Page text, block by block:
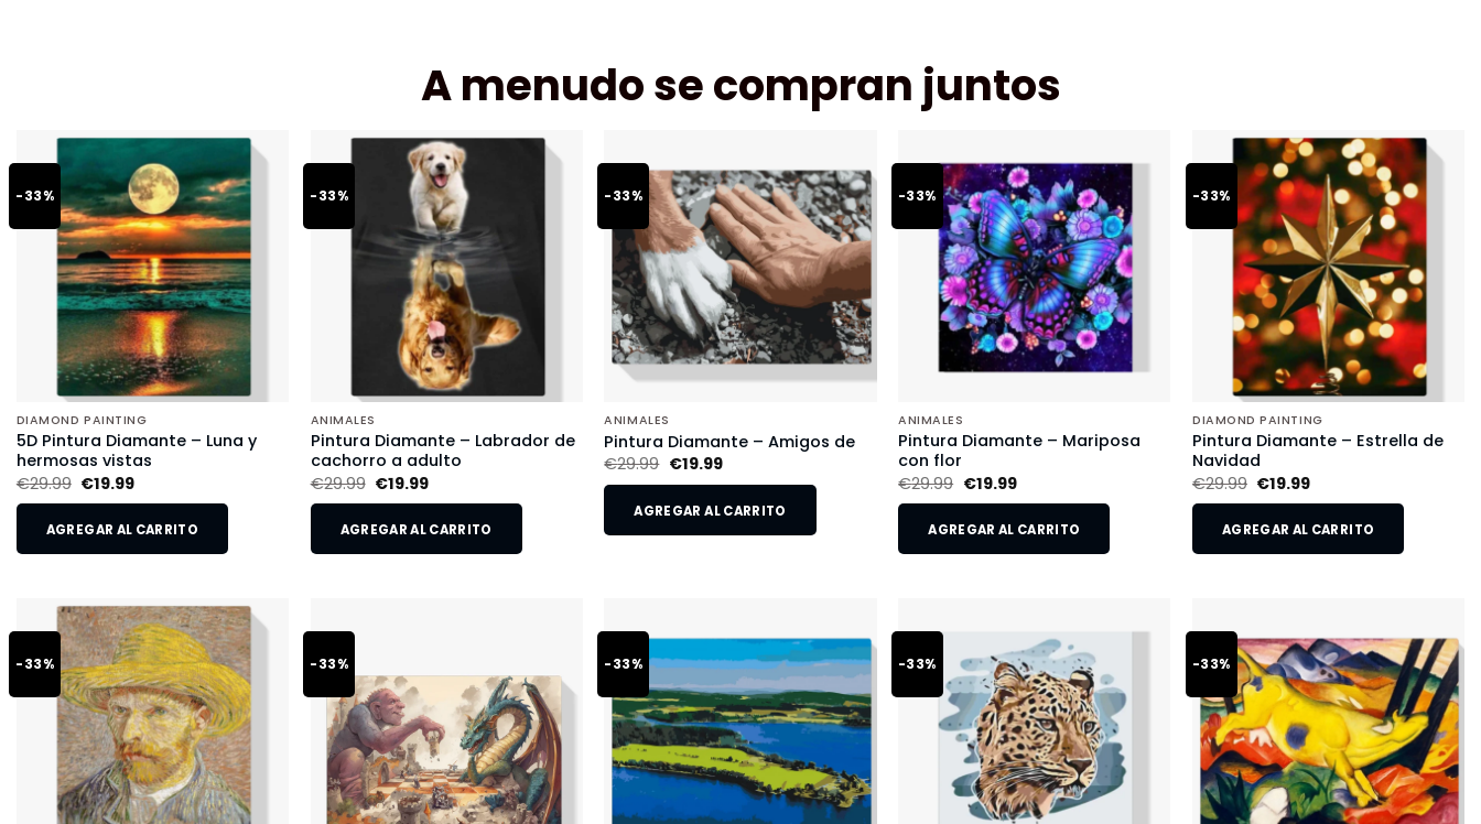
A menudo se compran juntos
-33%
DIAMOND PAINTING
5D Pintura Diamante – Luna y
hermosas vistas
€29.99 €19.99
AGREGAR AL CARRITO
-33%
ANIMALES
Pintura Diamante – Labrador de
cachorro a adulto
€29.99 €19.99
AGREGAR AL CARRITO
-33%
ANIMALES
Pintura Diamante – Amigos de
€29.99 €19.99
AGREGAR AL CARRITO
-33%
ANIMALES
Pintura Diamante – Mariposa
con flor
€29.99 €19.99
AGREGAR AL CARRITO
-33%
DIAMOND PAINTING
Pintura Diamante – Estrella de
Navidad
€29.99 €19.99
AGREGAR AL CARRITO
-33% -33% -33% -33% -33%